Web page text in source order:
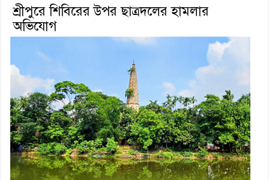
শ্রীপুরে শিবিরের উপর ছাত্রদলের হামলার
অভিযোগ